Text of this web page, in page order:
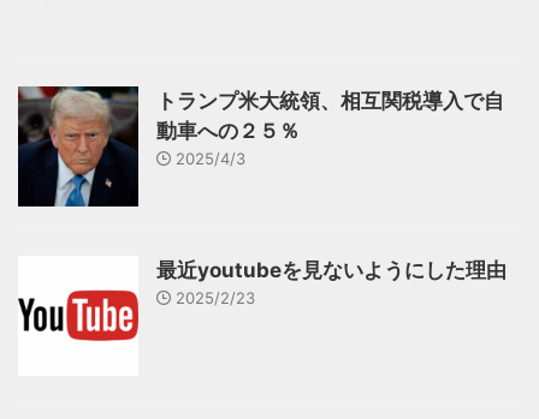
トランプ米大統領、相互関税導入で自
動車への２５％
2025/4/3
最近youtubeを見ないようにした理由
2025/2/23